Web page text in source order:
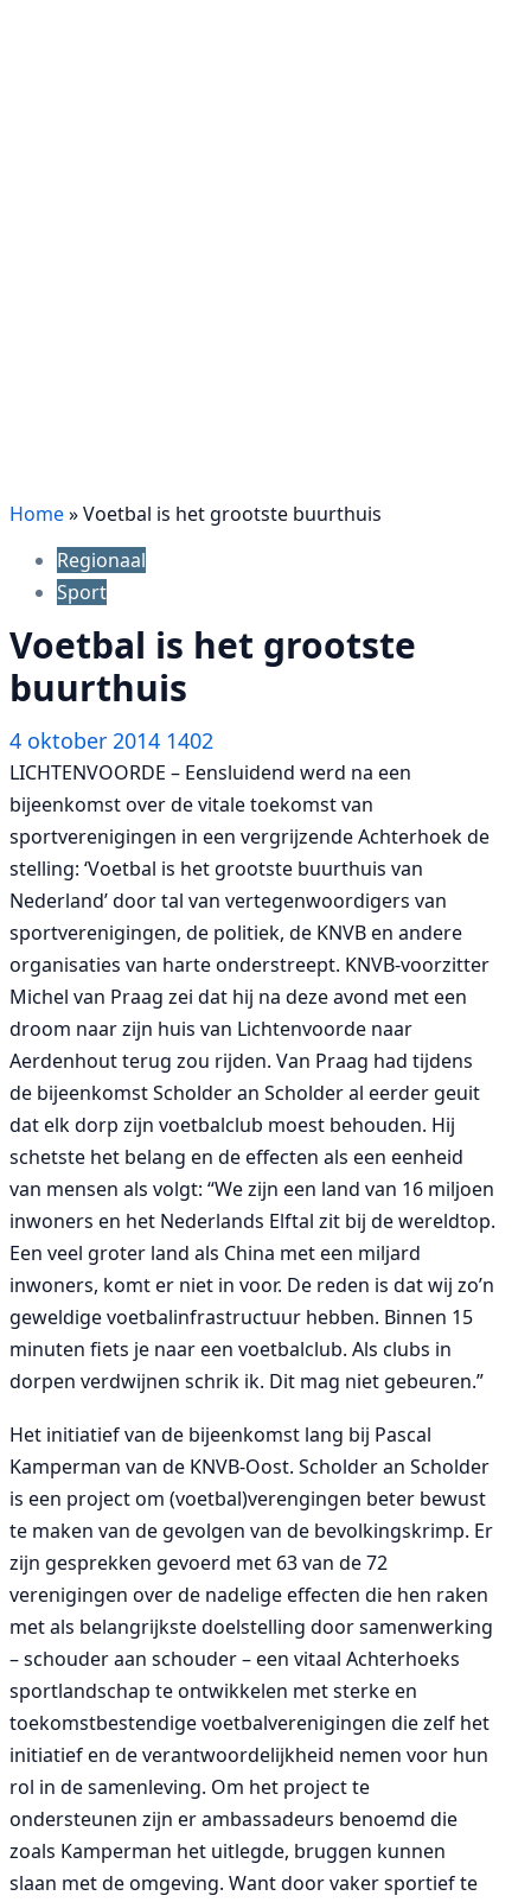
Home»Voetbal is het grootste buurthuis
Regionaal
Sport
Voetbal is het grootste
buurthuis
4 oktober 2014 1402
LICHTENVOORDE – Eensluidend werd na een
bijeenkomst over de vitale toekomst van
sportverenigingen in een vergrijzende Achterhoek de
stelling: ‘Voetbal is het grootste buurthuis van
Nederland’ door tal van vertegenwoordigers van
sportverenigingen, de politiek, de KNVB en andere
organisaties van harte onderstreept. KNVB-voorzitter
Michel van Praag zei dat hij na deze avond met een
droom naar zijn huis van Lichtenvoorde naar
Aerdenhout terug zou rijden. Van Praag had tijdens
de bijeenkomst Scholder an Scholder al eerder geuit
dat elk dorp zijn voetbalclub moest behouden. Hij
schetste het belang en de effecten als een eenheid
van mensen als volgt: “We zijn een land van 16 miljoen
inwoners en het Nederlands Elftal zit bij de wereldtop.
Een veel groter land als China met een miljard
inwoners, komt er niet in voor. De reden is dat wij zo’n
geweldige voetbalinfrastructuur hebben. Binnen 15
minuten fiets je naar een voetbalclub. Als clubs in
dorpen verdwijnen schrik ik. Dit mag niet gebeuren.”
Het initiatief van de bijeenkomst lang bij Pascal
Kamperman van de KNVB-Oost. Scholder an Scholder
is een project om (voetbal)verengingen beter bewust
te maken van de gevolgen van de bevolkingskrimp. Er
zijn gesprekken gevoerd met 63 van de 72
verenigingen over de nadelige effecten die hen raken
met als belangrijkste doelstelling door samenwerking
– schouder aan schouder – een vitaal Achterhoeks
sportlandschap te ontwikkelen met sterke en
toekomstbestendige voetbalverenigingen die zelf het
initiatief en de verantwoordelijkheid nemen voor hun
rol in de samenleving. Om het project te
ondersteunen zijn er ambassadeurs benoemd die
zoals Kamperman het uitlegde, bruggen kunnen
slaan met de omgeving. Want door vaker sportief te